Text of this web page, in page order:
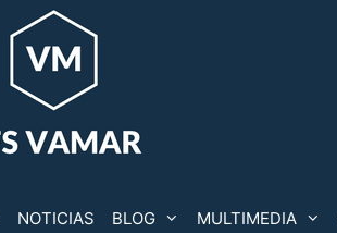
NOTICIAS BLOG MULTIMEDIA